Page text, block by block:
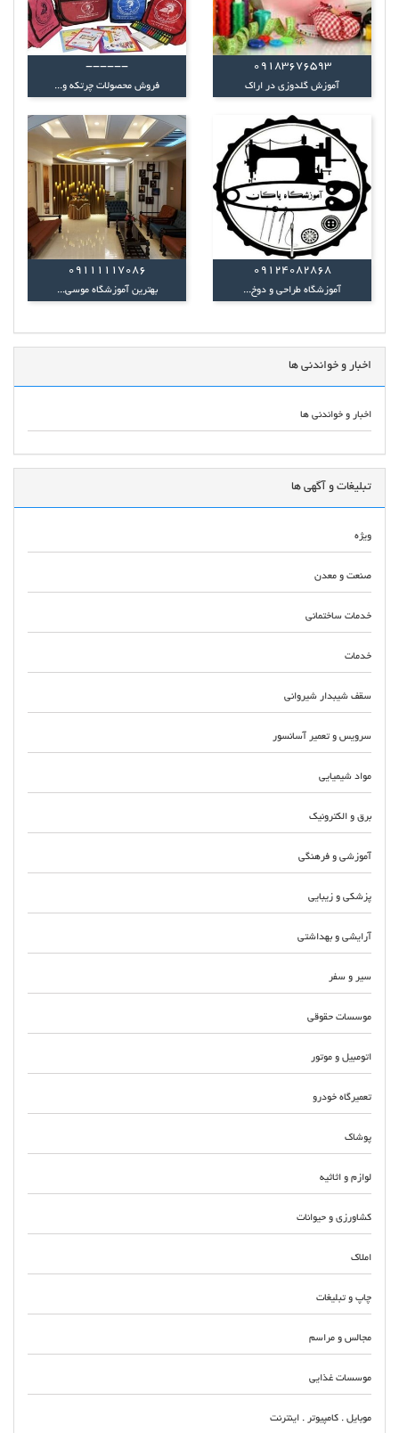
09183676593
آموزش گلدوزی در اراک
------
فروش محصولات چرتکه و...
09124082868
آموزشگاه طراحی و دوخ...
09111117086
بهترین آموزشگاه موسی...
اخبار و خواندنی ها
اخبار و خواندنی ها
تبلیغات و آگهی ها
ویژه
صنعت و معدن
خدمات ساختمانی
خدمات
سقف شیبدار شیروانی
سرویس و تعمیر آسانسور
مواد شیمیایی
برق و الکترونیک
آموزشی و فرهنگی
پزشکی و زیبایی
آرایشی و بهداشتی
سیر و سفر
موسسات حقوقی
اتومبیل و موتور
تعمیرگاه خودرو
پوشاک
لوازم و اثاثیه
کشاورزی و حیوانات
املاک
چاپ و تبلیغات
مجالس و مراسم
موسسات غذایی
موبایل . کامپیوتر . اینترنت